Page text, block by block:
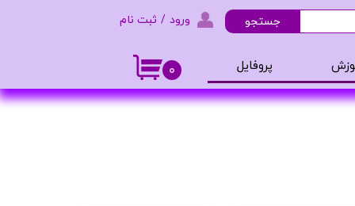
۰
ورود / ثبت نام
تغییر گذر واژه
و ادکلن
پروفایل
جستجو